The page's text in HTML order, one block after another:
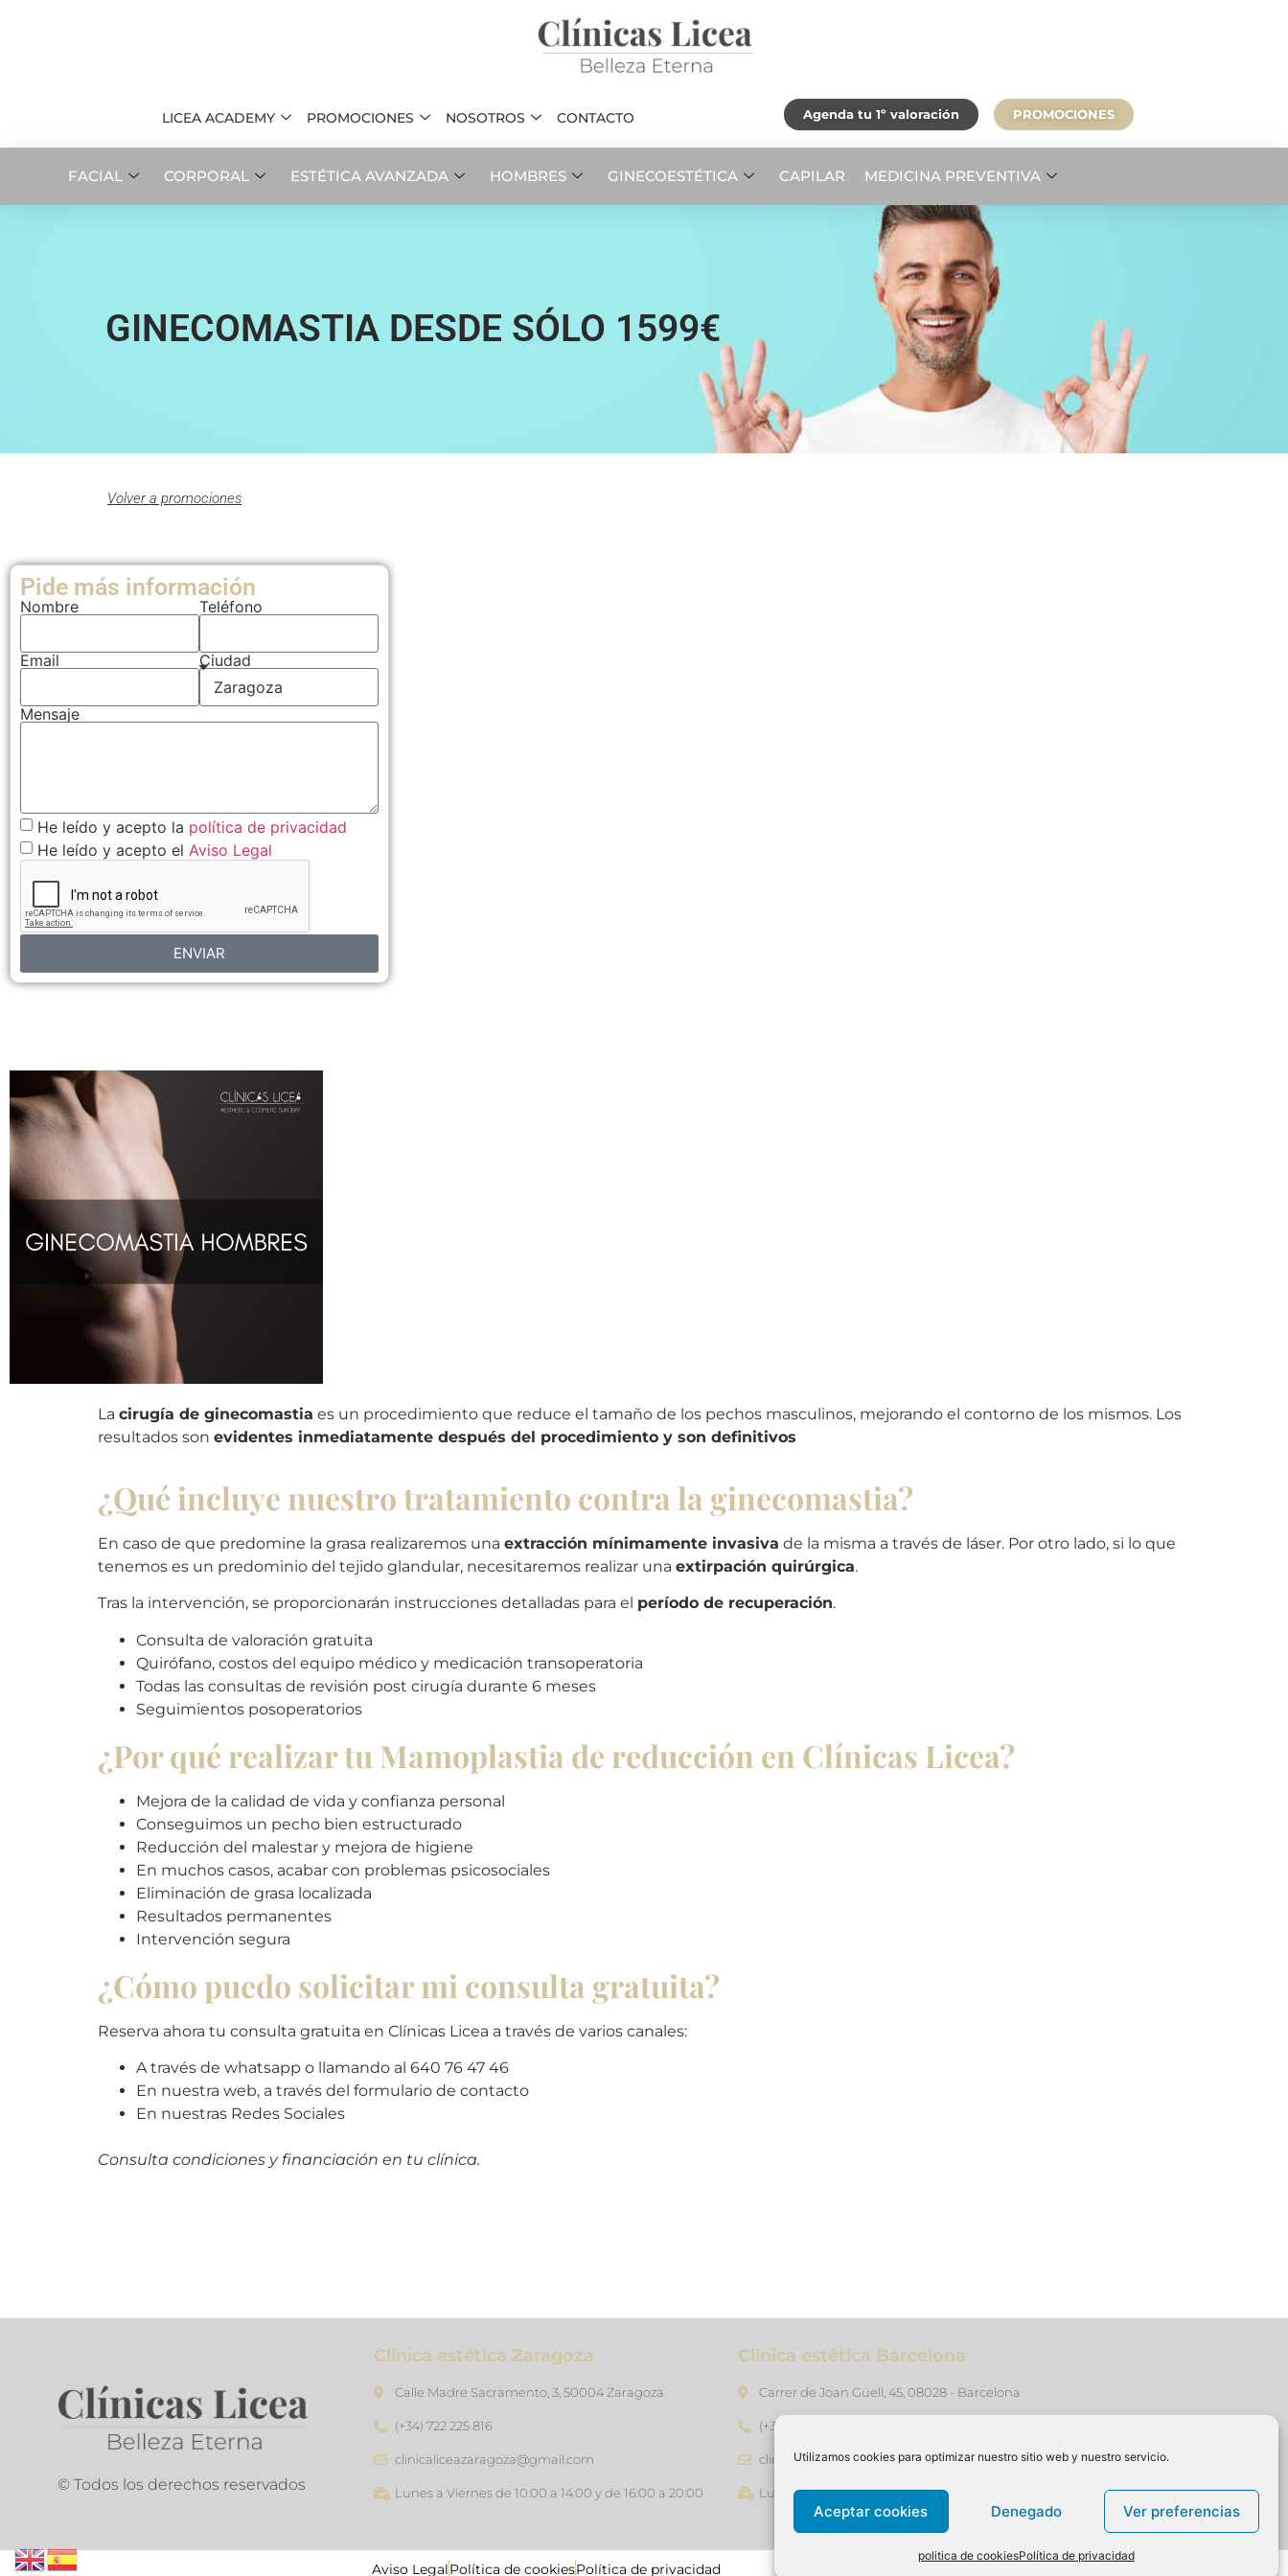
Utilizamos cookies para optimizar nuestro sitio web y nuestro servicio.
Aceptar cookies Denegado Ver preferencias
politica de cookiesPolítica de privacidad
LICEA ACADEMY PROMOCIONES NOSOTROS CONTACTO Agenda tu 1º valoración PROMOCIONES
FACIAL CORPORAL ESTÉTICA AVANZADA HOMBRES GINECOESTÉTICA CAPILAR MEDICINA PREVENTIVA
GINECOMASTIA DESDE SÓLO 1599€
Volver a promociones
Pide más información
Nombre Teléfono
Email Ciudad
Mensaje
He leído y acepto la política de privacidad
He leído y acepto el Aviso Legal
ENVIAR
La cirugía de ginecomastia es un procedimiento que reduce el tamaño de los pechos masculinos, mejorando el contorno de los mismos. Los
resultados son evidentes inmediatamente después del procedimiento y son definitivos
¿Qué incluye nuestro tratamiento contra la ginecomastia?
En caso de que predomine la grasa realizaremos una extracción mínimamente invasiva de la misma a través de láser. Por otro lado, si lo que
tenemos es un predominio del tejido glandular, necesitaremos realizar una extirpación quirúrgica.
Tras la intervención, se proporcionarán instrucciones detalladas para el período de recuperación.
Consulta de valoración gratuita
Quirófano, costos del equipo médico y medicación transoperatoria
Todas las consultas de revisión post cirugía durante 6 meses
Seguimientos posoperatorios
¿Por qué realizar tu Mamoplastia de reducción en Clínicas Licea?
Mejora de la calidad de vida y confianza personal
Conseguimos un pecho bien estructurado
Reducción del malestar y mejora de higiene
En muchos casos, acabar con problemas psicosociales
Eliminación de grasa localizada
Resultados permanentes
Intervención segura
¿Cómo puedo solicitar mi consulta gratuita?
Reserva ahora tu consulta gratuita en Clínicas Licea a través de varios canales:
A través de whatsapp o llamando al 640 76 47 46
En nuestra web, a través del formulario de contacto
En nuestras Redes Sociales
Consulta condiciones y financiación en tu clínica.
© Todos los derechos reservados
Clínica estética Zaragoza
Calle Madre Sacramento, 3, 50004 Zaragoza
(+34) 722 225 816
clinicaliceazaragoza@gmail.com
Lunes a Viernes de 10:00 a 14:00 y de 16:00 a 20:00
Clínica estética Barcelona
Carrer de Joan Güell, 45, 08028 - Barcelona
(+34) 640 76 47 46
clinicaliceasants@gmail.com
Lunes a Viernes de 10:00 a 14:00 y de 16:00 a 20:00
Aviso LegalPolítica de cookiesPolítica de privacidad